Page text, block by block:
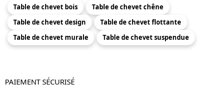
Table de chevet bois
Table de chevet chêne
Table de chevet design
Table de chevet flottante
Table de chevet murale
Table de chevet suspendue
PAIEMENT SÉCURISÉ